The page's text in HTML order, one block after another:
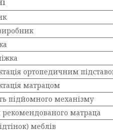
ортопедичним
матрацом
підйомного механізму
рекомендованого матраца
меблів